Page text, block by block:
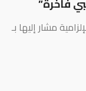
مشار إليها بـ